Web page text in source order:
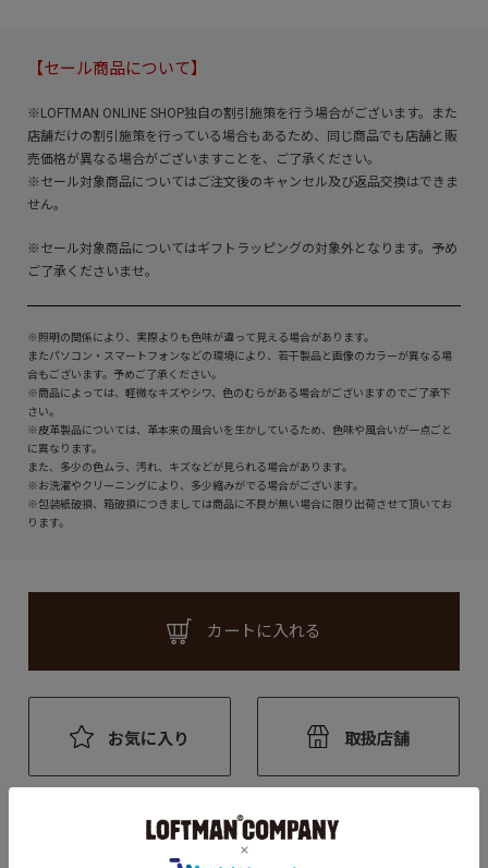
【セール商品について】
※LOFTMAN ONLINE SHOP独自の割引施策を行う場合がございます。また
店舗だけの割引施策を行っている場合もあるため、同じ商品でも店舗と販
売価格が異なる場合がございますことを、ご了承ください。
※セール対象商品についてはご注文後のキャンセル及び返品交換はできま
せん。
※セール対象商品についてはギフトラッピングの対象外となります。予め
ご了承くださいませ。
※照明の関係により、実際よりも色味が違って見える場合があります。
またパソコン・スマートフォンなどの環境により、若干製品と画像のカラーが異なる場
合もございます。予めご了承ください。
※商品によっては、軽微なキズやシワ、色のむらがある場合がございますのでご了承下
さい。
※皮革製品については、革本来の風合いを生かしているため、色味や風合いが一点ごと
に異なります。
また、多少の色ムラ、汚れ、キズなどが見られる場合があります。
※お洗濯やクリーニングにより、多少縮みがでる場合がございます。
※包装紙破損、箱破損につきましては商品に不良が無い場合に限り出荷させて頂いてお
ります。
カートに入れる
お気に入り 取扱店舗